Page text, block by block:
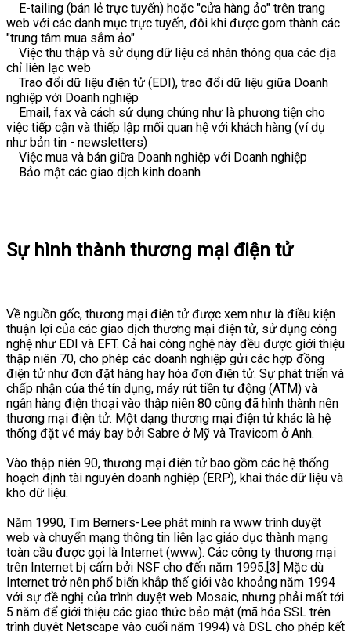
E-tailing (bán lẻ trực tuyến) hoặc "cửa hàng ảo" trên trang
web với các danh mục trực tuyến, đôi khi được gom thành các
"trung tâm mua sắm ảo".
Việc thu thập và sử dụng dữ liệu cá nhân thông qua các địa
chỉ liên lạc web
Trao đổi dữ liệu điện tử (EDI), trao đổi dữ liệu giữa Doanh
nghiệp với Doanh nghiệp
Email, fax và cách sử dụng chúng như là phương tiện cho
việc tiếp cận và thiếp lập mối quan hệ với khách hàng (ví dụ
như bản tin - newsletters)
Việc mua và bán giữa Doanh nghiệp với Doanh nghiệp
Bảo mật các giao dịch kinh doanh
Sự hình thành thương mại điện tử
Về nguồn gốc, thương mại điện tử được xem như là điều kiện
thuận lợi của các giao dịch thương mại điện tử, sử dụng công
nghệ như EDI và EFT. Cả hai công nghệ này đều được giới thiệu
thập niên 70, cho phép các doanh nghiệp gửi các hợp đồng
điện tử như đơn đặt hàng hay hóa đơn điện tử. Sự phát triển và
chấp nhận của thẻ tín dụng, máy rút tiền tự động (ATM) và
ngân hàng điện thoại vào thập niên 80 cũng đã hình thành nên
thương mại điện tử. Một dạng thương mại điện tử khác là hệ
thống đặt vé máy bay bởi Sabre ở Mỹ và Travicom ở Anh.
Vào thập niên 90, thương mại điện tử bao gồm các hệ thống
hoạch định tài nguyên doanh nghiệp (ERP), khai thác dữ liệu và
kho dữ liệu.
Năm 1990, Tim Berners-Lee phát minh ra www trình duyệt
web và chuyển mạng thông tin liên lạc giáo dục thành mạng
toàn cầu được gọi là Internet (www). Các công ty thương mại
trên Internet bị cấm bởi NSF cho đến năm 1995.[3] Mặc dù
Internet trở nên phổ biến khắp thế giới vào khoảng năm 1994
với sự đề nghị của trình duyệt web Mosaic, nhưng phải mất tới
5 năm để giới thiệu các giao thức bảo mật (mã hóa SSL trên
trình duyệt Netscape vào cuối năm 1994) và DSL cho phép kết